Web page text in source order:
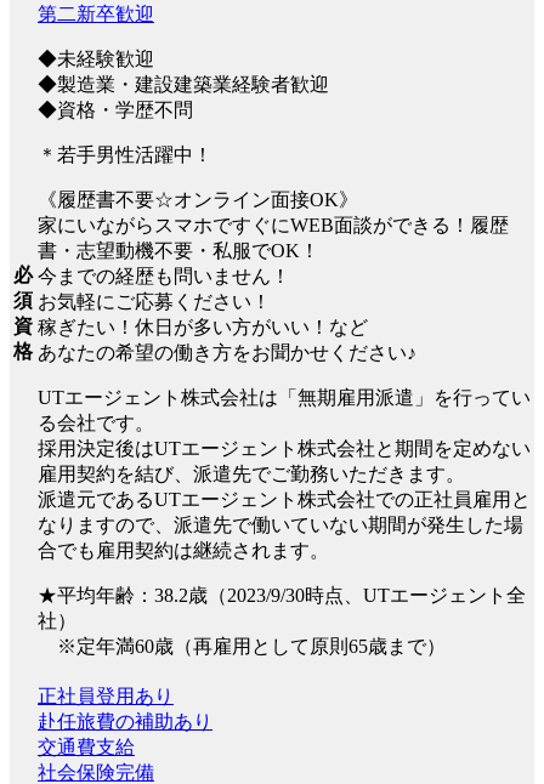
必
須
資
格
第二新卒歓迎
◆未経験歓迎
◆製造業・建設建築業経験者歓迎
◆資格・学歴不問
＊若手男性活躍中！
《履歴書不要☆オンライン面接OK》
家にいながらスマホですぐにWEB面談ができる！履歴
書・志望動機不要・私服でOK！
今までの経歴も問いません！
お気軽にご応募ください！
稼ぎたい！休日が多い方がいい！など
あなたの希望の働き方をお聞かせください♪
UTエージェント株式会社は「無期雇用派遣」を行ってい
る会社です。
採用決定後はUTエージェント株式会社と期間を定めない
雇用契約を結び、派遣先でご勤務いただきます。
派遣元であるUTエージェント株式会社での正社員雇用と
なりますので、派遣先で働いていない期間が発生した場
合でも雇用契約は継続されます。
★平均年齢：38.2歳（2023/9/30時点、UTエージェント全
社）
※定年満60歳（再雇用として原則65歳まで）
正社員登用あり
赴任旅費の補助あり
交通費支給
社会保険完備